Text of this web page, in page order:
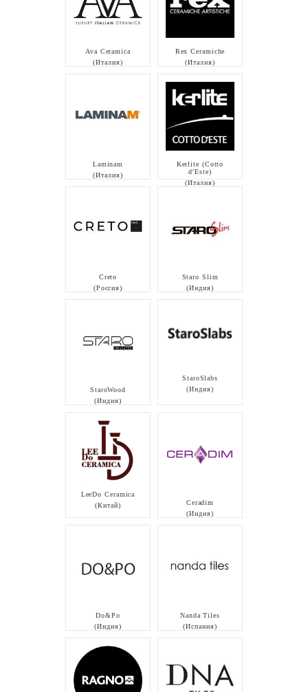
Ava Ceramica
(Италия)
Rex Ceramiche
(Италия)
Laminam
(Италия)
Kerlite (Cotto
d'Este)
(Италия)
Creto
(Россия)
Staro Slim
(Индия)
StaroWood
(Индия)
StaroSlabs
(Индия)
LeeDo Ceramica
(Китай)
Ceradim
(Индия)
Do&Po
(Индия)
Nanda Tiles
(Испания)